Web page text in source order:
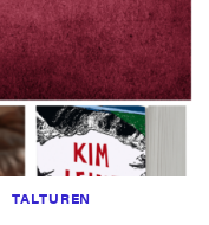
TALTUREN